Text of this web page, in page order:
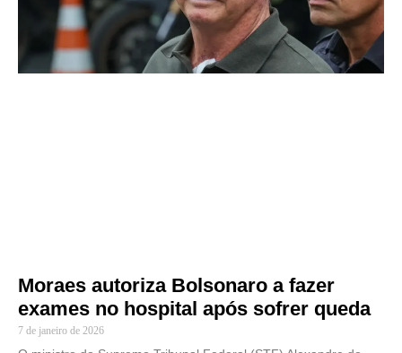
Moraes autoriza Bolsonaro a fazer
exames no hospital após sofrer queda
7 de janeiro de 2026